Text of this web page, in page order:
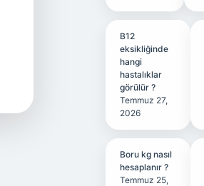
B12
eksikliğinde
hangi
hastalıklar
görülür ?
Temmuz 27,
2026
Boru kg nasıl
hesaplanır ?
Temmuz 25,